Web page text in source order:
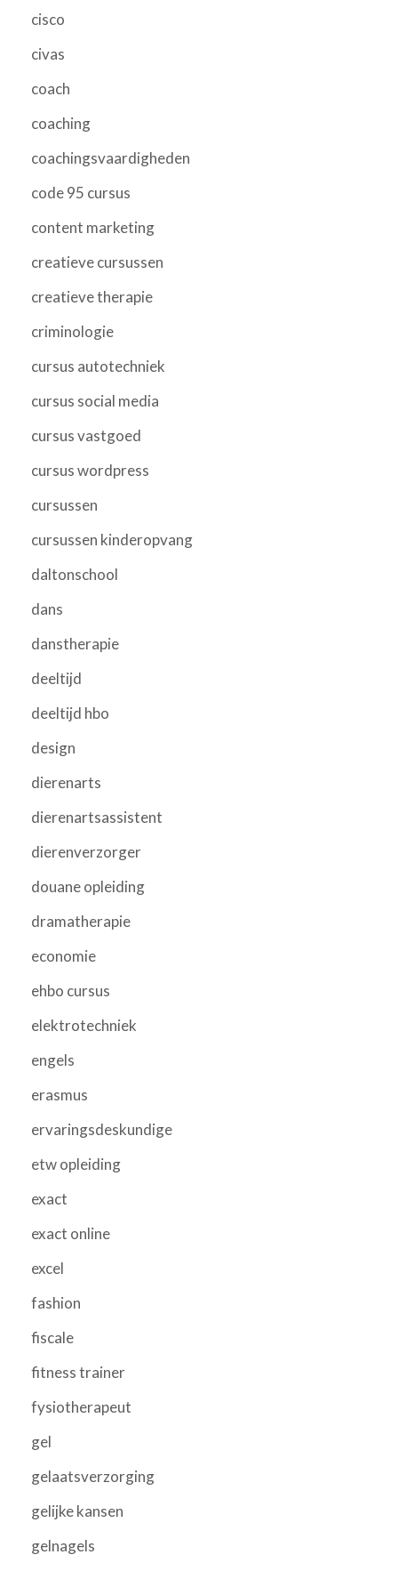
cisco
civas
coach
coaching
coachingsvaardigheden
code 95 cursus
content marketing
creatieve cursussen
creatieve therapie
criminologie
cursus autotechniek
cursus social media
cursus vastgoed
cursus wordpress
cursussen
cursussen kinderopvang
daltonschool
dans
danstherapie
deeltijd
deeltijd hbo
design
dierenarts
dierenartsassistent
dierenverzorger
douane opleiding
dramatherapie
economie
ehbo cursus
elektrotechniek
engels
erasmus
ervaringsdeskundige
etw opleiding
exact
exact online
excel
fashion
fiscale
fitness trainer
fysiotherapeut
gel
gelaatsverzorging
gelijke kansen
gelnagels